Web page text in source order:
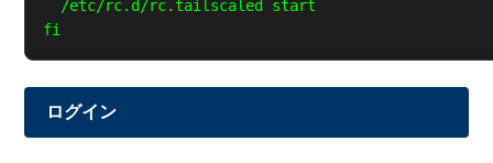
  /etc/rc.d/rc.tailscaled start
ログイン